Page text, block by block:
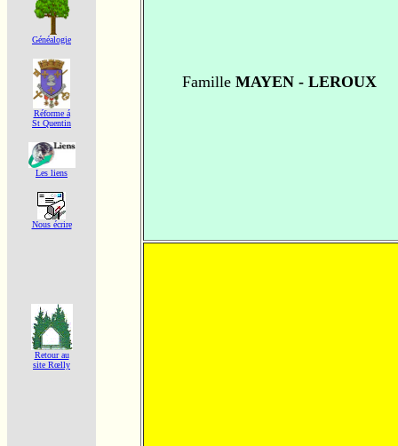
Généalogie
Réforme á
St Quentin
Les liens
Nous écrire
Retour au
site Rœlly
Famille MAYEN - LEROUX